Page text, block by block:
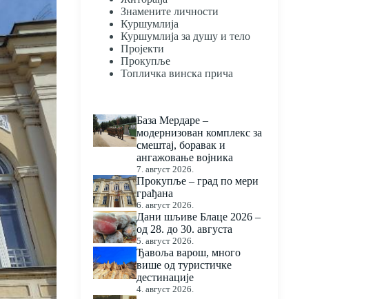
Знамените личности
Куршумлија
Куршумлија за душу и тело
Пројекти
Прокупље
Топличка винска прича
База Мердаре –
модернизован комплекс за
смештај, боравак и
ангажовање војника
7. август 2026.
Прокупље – град по мери
грађана
6. август 2026.
Дани шљиве Блаце 2026 –
од 28. до 30. августа
5. август 2026.
Ђавоља варош, много
више од туристичке
дестинације
4. август 2026.